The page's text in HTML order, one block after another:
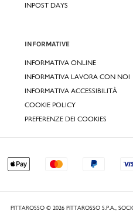
INPOST DAYS
INFORMATIVE
INFORMATIVA ONLINE
INFORMATIVA LAVORA CON NOI
INFORMATIVA ACCESSIBILITÀ
COOKIE POLICY
PREFERENZE DEI COOKIES
PITTAROSSO © 2026 PITTAROSSO S.P.A.,